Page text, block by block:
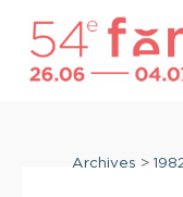
Archives >